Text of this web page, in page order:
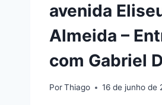
avenida
Almeida –
com Gabriel
PorThiago 16 de junho de